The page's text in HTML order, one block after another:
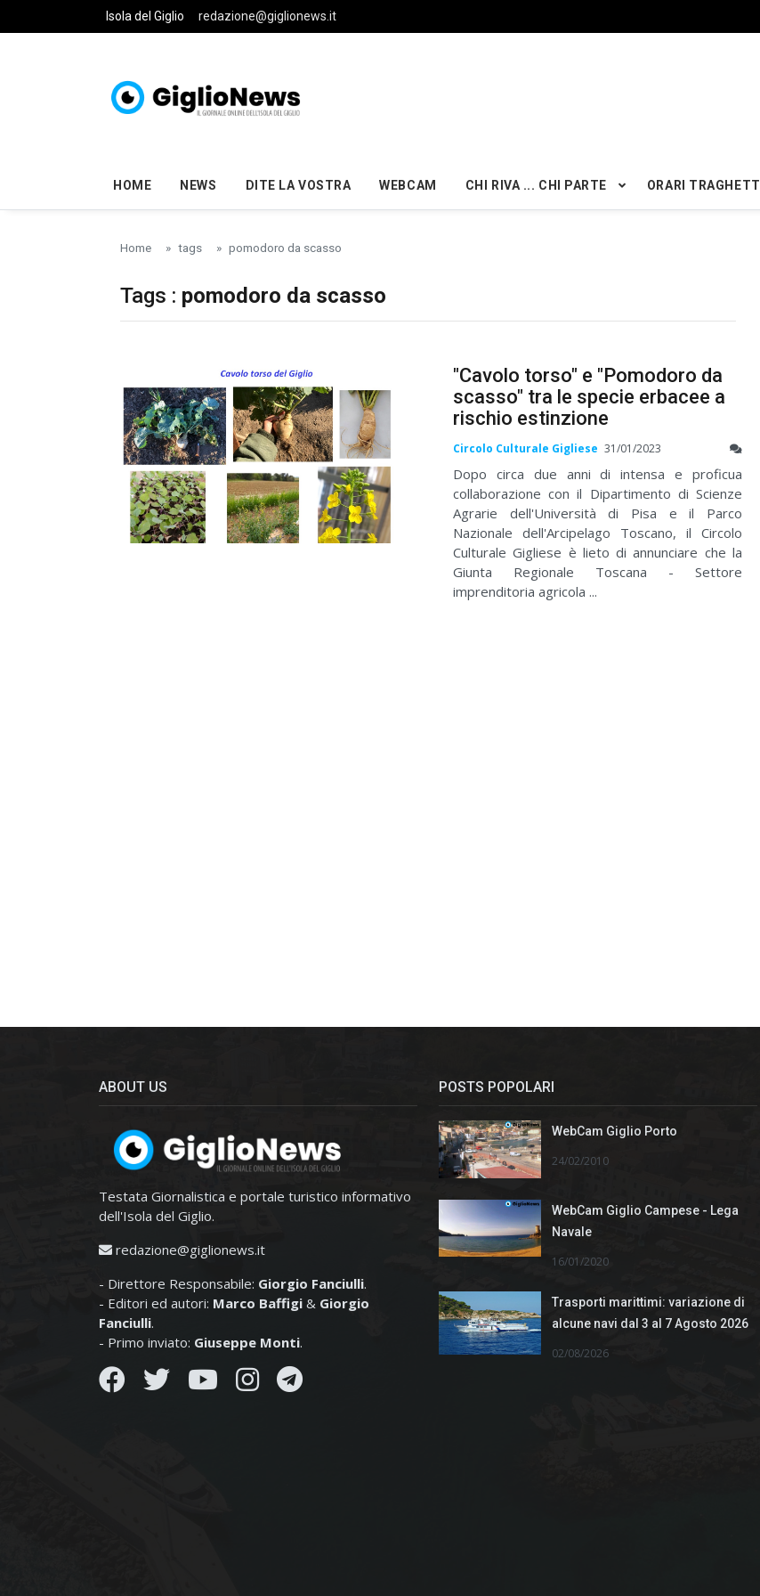
Skip to main content
Isola del Giglio redazione@giglionews.it
HOME NEWS DITE LA VOSTRA WEBCAM CHI RIVA ... CHI PARTE ORARI TRAGHETTI
Home tags pomodoro da scasso
Tags : pomodoro da scasso
"Cavolo torso" e "Pomodoro da
scasso" tra le specie erbacee a
rischio estinzione
Circolo Culturale Gigliese 31/01/2023
Dopo circa due anni di intensa e proficua
collaborazione con il Dipartimento di Scienze
Agrarie dell'Università di Pisa e il Parco
Nazionale dell'Arcipelago Toscano, il Circolo
Culturale Gigliese è lieto di annunciare che la
Giunta Regionale Toscana - Settore
imprenditoria agricola ...
ABOUT US
Testata Giornalistica e portale turistico informativo
dell'Isola del Giglio.
redazione@giglionews.it
- Direttore Responsabile: Giorgio Fanciulli.
- Editori ed autori: Marco Baffigi & Giorgio
Fanciulli.
- Primo inviato: Giuseppe Monti.
POSTS POPOLARI
WebCam Giglio Porto
24/02/2010
WebCam Giglio Campese - Lega
Navale
16/01/2020
Trasporti marittimi: variazione di
alcune navi dal 3 al 7 Agosto 2026
02/08/2026